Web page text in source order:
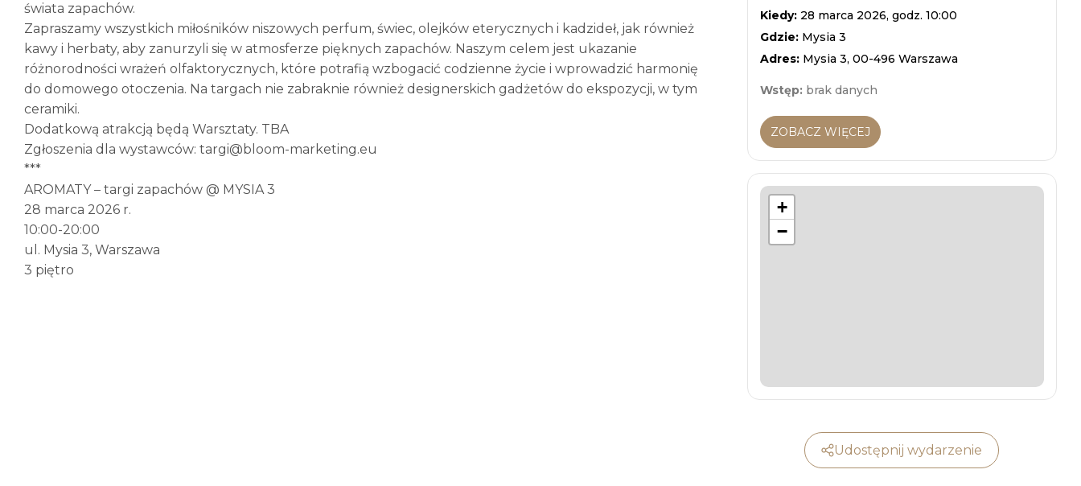
świata zapachów.
Zapraszamy wszystkich miłośników niszowych perfum, świec, olejków eterycznych i kadzideł, jak również
kawy i herbaty, aby zanurzyli się w atmosferze pięknych zapachów. Naszym celem jest ukazanie
różnorodności wrażeń olfaktorycznych, które potrafią wzbogacić codzienne życie i wprowadzić harmonię
do domowego otoczenia. Na targach nie zabraknie również designerskich gadżetów do ekspozycji, w tym
ceramiki.
Dodatkową atrakcją będą Warsztaty. TBA
Zgłoszenia dla wystawców: targi@bloom-marketing.eu
***
AROMATY – targi zapachów @ MYSIA 3
28 marca 2026 r.
10:00-20:00
ul. Mysia 3, Warszawa
3 piętro
Kiedy: 28 marca 2026, godz. 10:00
Gdzie: Mysia 3
Adres: Mysia 3, 00-496 Warszawa
Wstęp: brak danych
ZOBACZ WIĘCEJ
+
−
Udostępnij wydarzenie